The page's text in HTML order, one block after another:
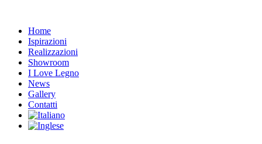
Home
Ispirazioni
Realizzazioni
Showroom
I Love Legno
News
Gallery
Contatti